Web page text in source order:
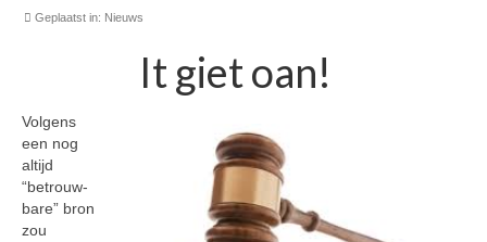
Geplaatst in: Nieuws
It giet oan!
Volgens
een nog
altijd
“betrouw­
bare” bron
zou